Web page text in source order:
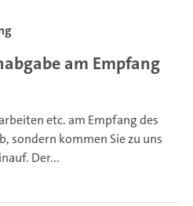
am Empfang
etc. am Empfang des
sondern kommen Sie zu uns
Der...